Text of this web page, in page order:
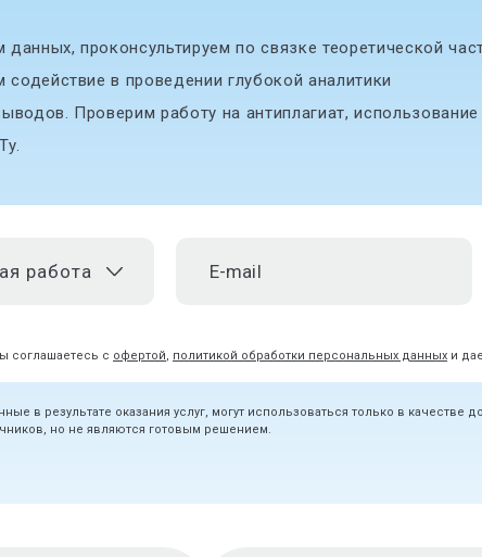
проконсультируем по связке теоретической
содействие в проведении глубокой аналитики
Проверим работу на антиплагиат,
работа
соглашаетесь с офертой, политикой обработки персональных данных и
в результате оказания услуг, могут использоваться только в
но не являются готовым решением.